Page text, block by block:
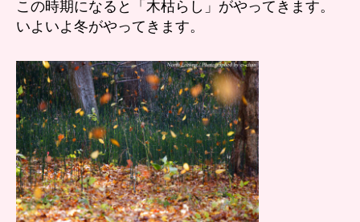
と
う）」
す。
へ
の
この時期になると「木枯らし」がやってきます。
いよいよ冬がやってきます。